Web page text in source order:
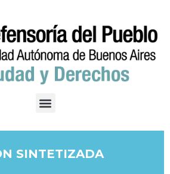
SINTETIZADA